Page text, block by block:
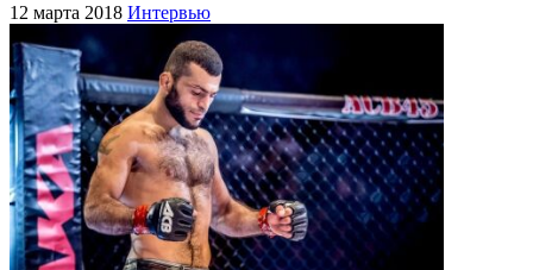
12 марта 2018 Интервью